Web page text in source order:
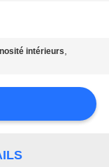
intérieurs,